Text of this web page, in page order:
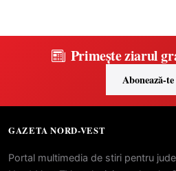
Primește ziarul
Abonează-te
GAZETA NORD-VEST
Portal multimedia de stiri pentru